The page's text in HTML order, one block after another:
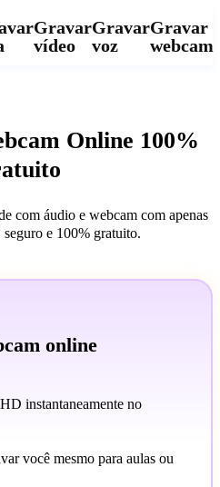
Gravar
vídeo
Gravar
voz
Gravar
webcam
Online 100%
com áudio e webcam com apenas
e 100% gratuito.
online
instantaneamente no
você mesmo para aulas ou